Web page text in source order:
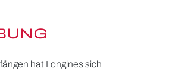
hat Longines sich